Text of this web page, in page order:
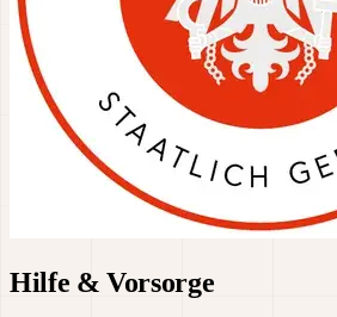
Hilfe & Vorsorge